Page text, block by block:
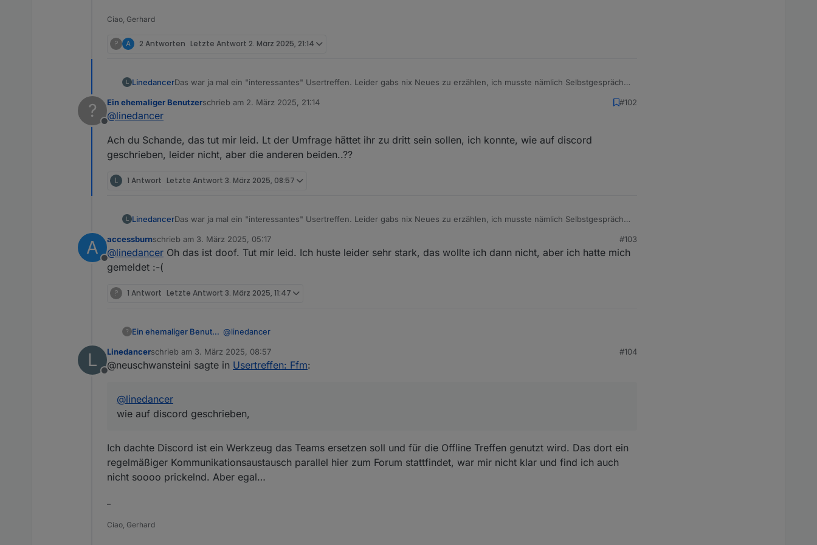
Ciao, Gerhard
? A 2 Antworten Letzte Antwort 2. März 2025, 21:14
L LinedancerDas war ja mal ein "interessantes" Usertreffen. Leider gabs nix Neues zu erzählen, ich musste nämlich Selbstgespräche
?
Offline
Ein ehemaliger Benutzerschrieb am 2. März 2025, 21:14
zuletzt editiert von
#102
@linedancer
Ach du Schande, das tut mir leid. Lt der Umfrage hättet ihr zu dritt sein sollen, ich konnte, wie auf discord
geschrieben, leider nicht, aber die anderen beiden..??
L 1 Antwort Letzte Antwort 3. März 2025, 08:57
L LinedancerDas war ja mal ein "interessantes" Usertreffen. Leider gabs nix Neues zu erzählen, ich musste nämlich Selbstgespräche
A
Offline
accessburnschrieb am 3. März 2025, 05:17
zuletzt editiert von
#103
@linedancer Oh das ist doof. Tut mir leid. Ich huste leider sehr stark, das wollte ich dann nicht, aber ich hatte mich
gemeldet :-(
? 1 Antwort Letzte Antwort 3. März 2025, 11:47
? Ein ehemaliger Benutzer @linedancer
Ach du Schande, das tut mir leid. Lt der Umfrage hättet ihr zu dritt sein sollen, ich konnte, wie auf discord
geschrieben, leider nicht, aber die anderen beiden..??
L
Offline
Linedancerschrieb am 3. März 2025, 08:57
zuletzt editiert von
#104
@neuschwansteini sagte in Usertreffen: Ffm:
@linedancer
wie auf discord geschrieben,
Ich dachte Discord ist ein Werkzeug das Teams ersetzen soll und für die Offline Treffen genutzt wird. Das dort ein
regelmäßiger Kommunikationsaustausch parallel hier zum Forum stattfindet, war mir nicht klar und find ich auch
nicht soooo prickelnd. Aber egal…
–
Ciao, Gerhard